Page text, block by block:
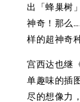
出「蜂巢树
神奇！那么
样的超神奇
宫西达也继
单趣味的插
尽的想像力